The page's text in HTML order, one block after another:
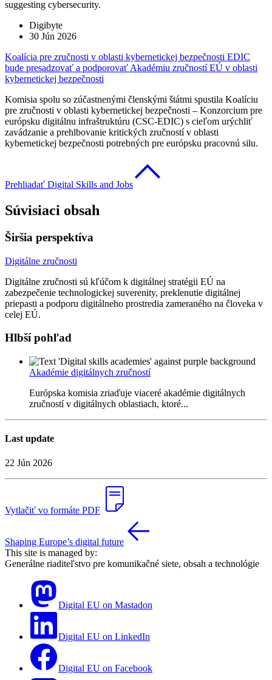
Digibyte
30 Jún 2026
Koalícia pre zručnosti v oblasti kybernetickej bezpečnosti EDIC
bude presadzovať a podporovať Akadémiu zručností EÚ v oblasti
kybernetickej bezpečnosti
Komisia spolu so zúčastnenými členskými štátmi spustila Koalíciu
pre zručnosti v oblasti kybernetickej bezpečnosti – Konzorcium pre
európsku digitálnu infraštruktúru (CSC-EDIC) s cieľom urýchliť
zavádzanie a prehlbovanie kritických zručností v oblasti
kybernetickej bezpečnosti potrebných pre európsku pracovnú silu.
Prehliadať Digital Skills and Jobs
Súvisiaci obsah
Širšia perspektíva
Digitálne zručnosti
Digitálne zručnosti sú kľúčom k digitálnej stratégii EÚ na
zabezpečenie technologickej suverenity, preklenutie digitálnej
priepasti a podporu digitálneho prostredia zameraného na človeka v
celej EÚ.
Hlbší pohľad
Akadémie digitálnych zručností
Európska komisia zriaďuje viaceré akadémie digitálnych
zručností v digitálnych oblastiach, ktoré...
Last update
22 Jún 2026
Vytlačiť vo formáte PDF
Shaping Europe’s digital future
This site is managed by:
Generálne riaditeľstvo pre komunikačné siete, obsah a technológie
Digital EU on Mastadon
Digital EU on LinkedIn
Digital EU on Facebook